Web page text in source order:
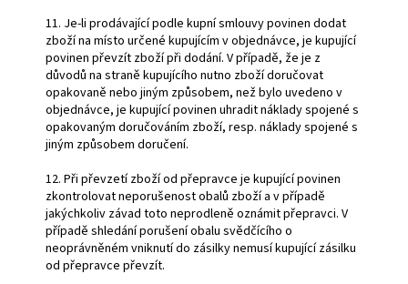
11. Je-li prodávající podle kupní smlouvy povinen dodat
zboží na místo určené kupujícím v objednávce, je kupující
povinen převzít zboží při dodání. V případě, že je z
důvodů na straně kupujícího nutno zboží doručovat
opakovaně nebo jiným způsobem, než bylo uvedeno v
objednávce, je kupující povinen uhradit náklady spojené s
opakovaným doručováním zboží, resp. náklady spojené s
jiným způsobem doručení.
12. Při převzetí zboží od přepravce je kupující povinen
zkontrolovat neporušenost obalů zboží a v případě
jakýchkoliv závad toto neprodleně oznámit přepravci. V
případě shledání porušení obalu svědčícího o
neoprávněném vniknutí do zásilky nemusí kupující zásilku
od přepravce převzít.